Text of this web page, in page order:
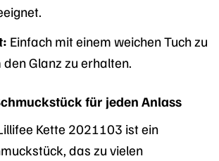
Einfach mit einem weichen Tuch zu
den Glanz zu erhalten.
für jeden Anlass
Kette 2021103 ist ein
das zu vielen